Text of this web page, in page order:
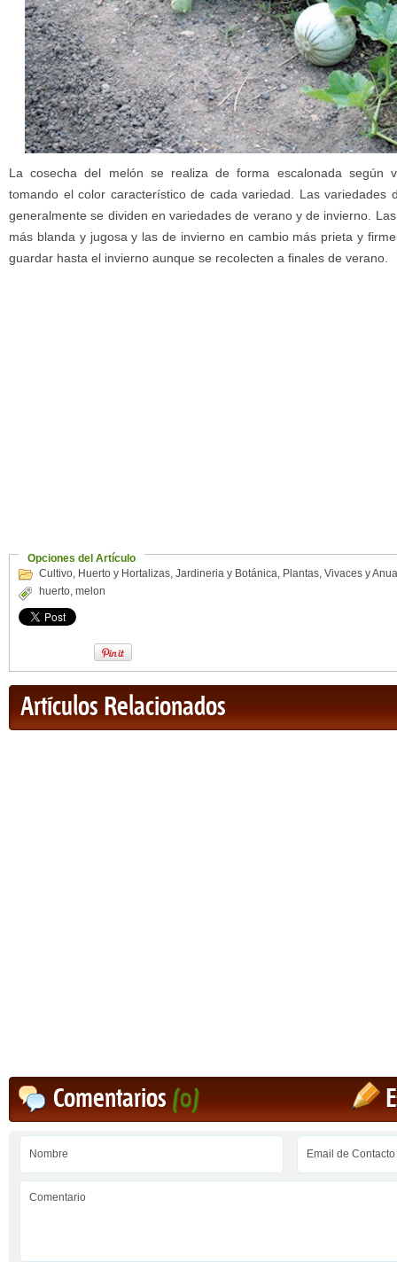
La cosecha del melón se realiza de forma escalonada según
tomando el color característico de cada variedad. Las variedades
generalmente se dividen en variedades de verano y de invierno.
más blanda y jugosa y las de invierno en cambio más prieta y
guardar hasta el invierno aunque se recolecten a finales de verano.
Opciones del Artículo
Cultivo, Huerto y Hortalizas, Jardineria y Botánica, Plantas, Vivaces y
huerto, melon
Artículos Relacionados
Comentarios(0)